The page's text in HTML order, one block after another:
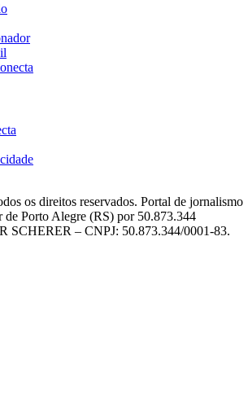
os direitos reservados. Portal de jornalismo
de Porto Alegre (RS) por 50.873.344
– CNPJ: 50.873.344/0001-83.